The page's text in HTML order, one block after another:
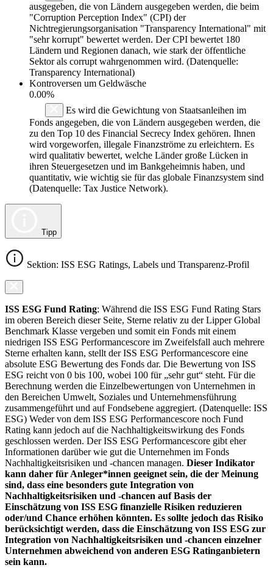
ausgegeben, die von Ländern ausgegeben werden, die beim
"Corruption Perception Index" (CPI) der
Nichtregierungsorganisation "Transparency International" mit
"sehr korrupt" bewertet werden. Der CPI bewertet 180
Ländern und Regionen danach, wie stark der öffentliche
Sektor als corrupt wahrgenommen wird. (Datenquelle:
Transparency International)
Kontroversen um Geldwäsche
0.00%
Es wird die Gewichtung von Staatsanleihen im
Fonds angegeben, die von Ländern ausgegeben werden, die
zu den Top 10 des Financial Secrecy Index gehören. Ihnen
wird vorgeworfen, illegale Finanzströme zu erleichtern. Es
wird qualitativ bewertet, welche Länder große Lücken in
ihren Steuergesetzen und im Bankgeheimnis haben, und
quantitativ, wie wichtig sie für das globale Finanzsystem sind
(Datenquelle: Tax Justice Network).
Tipp
Sektion: ISS ESG Ratings, Labels und Transparenz-Profil
ISS ESG Fund Rating: Während die ISS ESG Fund Rating Stars
im oberen Bereich dieser Seite, Sterne relativ zu der Lipper Global
Benchmark Klasse vergeben und somit ein Fonds mit einem
niedrigen ISS ESG Performancescore im Zweifelsfall auch mehrere
Sterne erhalten kann, stellt der ISS ESG Performancescore eine
absolute ESG Bewertung des Fonds dar. Die Bewertung von ISS
ESG reicht von 0 bis 100, wobei 100 für „sehr gut“ steht. Für die
Berechnung werden die Einzelbewertungen von Unternehmen in
den Bereichen Umwelt, Soziales und Unternehmensführung
zusammengeführt und auf Fondsebene aggregiert. (Datenquelle: ISS
ESG) Weder von dem ISS ESG Performancescore noch Fund
Rating kann jedoch auf die Nachhaltigkeitswirkung des Fonds
geschlossen werden. Der ISS ESG Performancescore gibt eher
Informationen darüber wie gut die Unternehmen im Fonds
Nachhaltigkeitsrisiken und -chancen managen. Dieser Indikator
kann daher für Anleger*innen geeignet sein, die der Meinung
sind, dass eine besonders gute Integration von
Nachhaltigkeitsrisiken und -chancen auf Basis der
Einschätzung von ISS ESG finanzielle Risiken reduzieren
oder/und Chance erhöhen könnten. Es sollte jedoch das Risiko
berücksichtigt werden, dass die Einschätzung von ISS ESG zur
Integration von Nachhaltigkeitsrisiken und -chancen einzelner
Unternehmen abweichend von anderen ESG Ratinganbietern
sein kann.